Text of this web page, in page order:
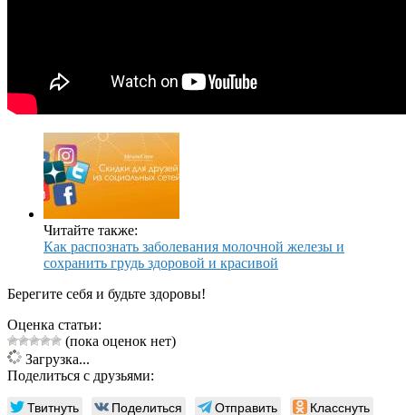
Читайте также:
Как распознать заболевания молочной железы и
сохранить грудь здоровой и красивой
Берегите себя и будьте здоровы!
Оценка статьи:
(пока оценок нет)
Загрузка...
Поделиться с друзьями:
Твитнуть Поделиться Отправить Класснуть